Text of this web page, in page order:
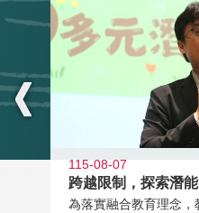
115-08-07
跨越限制，探索潛
為落實融合教育理念